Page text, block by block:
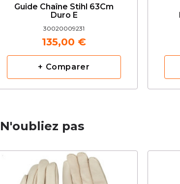
Guide Chaîne Stihl 63Cm
Duro E
30020009231
135,00 €
+ Comparer
N'oubliez pas